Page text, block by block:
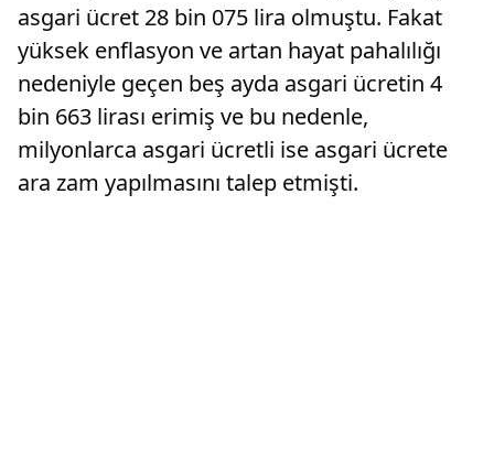
asgari ücret 28 bin 075 lira olmuştu. Fakat
yüksek enflasyon ve artan hayat pahalılığı
nedeniyle geçen beş ayda asgari ücretin 4
bin 663 lirası erimiş ve bu nedenle,
milyonlarca asgari ücretli ise asgari ücrete
ara zam yapılmasını talep etmişti.